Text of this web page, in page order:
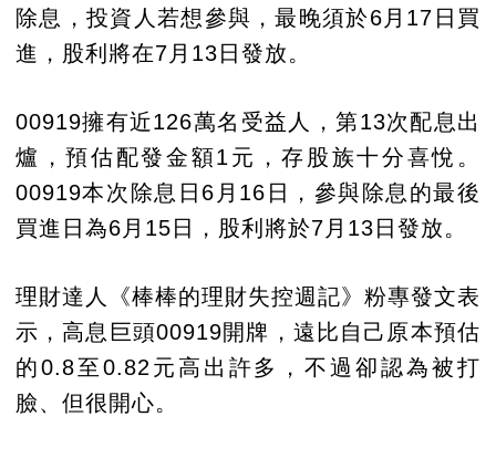
除息，投資人若想參與，最晚須於6月17日買
進，股利將在7月13日發放。
00919擁有近126萬名受益人，第13次配息出
爐，預估配發金額1元，存股族十分喜悅。
00919本次除息日6月16日，參與除息的最後
買進日為6月15日，股利將於7月13日發放。
理財達人《棒棒的理財失控週記》粉專發文表
示，高息巨頭00919開牌，遠比自己原本預估
的0.8至0.82元高出許多，不過卻認為被打
臉、但很開心。